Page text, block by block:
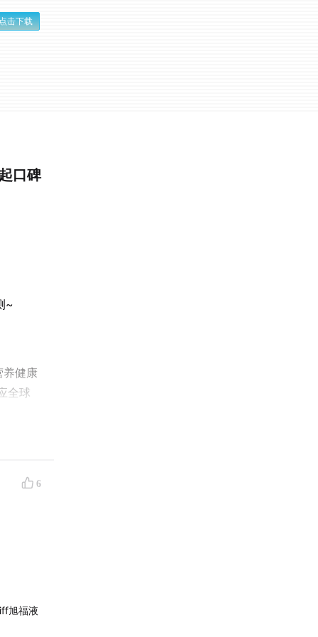
击下载
口碑
~
健康
全球
6